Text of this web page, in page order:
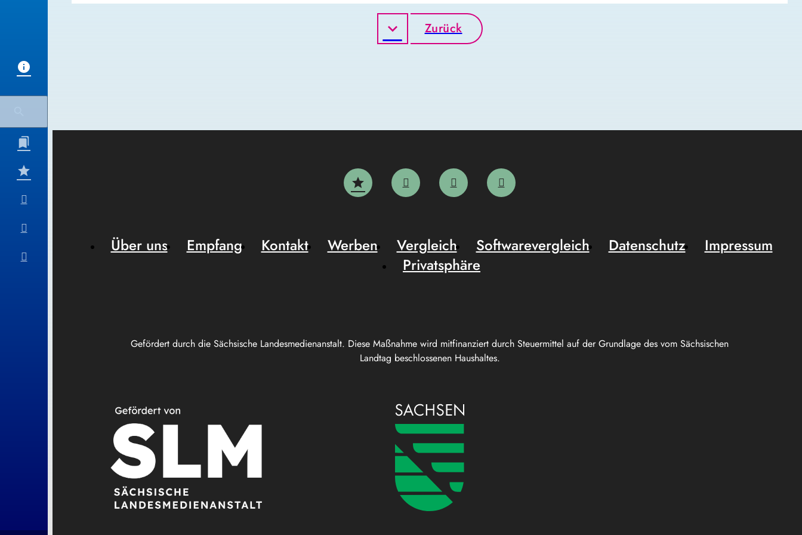
Zurück
Gefördert durch die Sächsische Landesmedienanstalt. Diese Maßnahme wird mitfinanziert durch Steuermittel auf der Grundlage des vom Sächsischen
Landtag beschlossenen Haushaltes.
Über uns Empfang Kontakt Werben Vergleich Softwarevergleich Datenschutz
Impressum
Privatsphäre